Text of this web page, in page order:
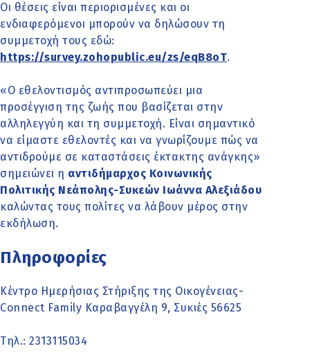
Οι θέσεις είναι περιορισμένες και οι
ενδιαφερόμενοι μπορούν να δηλώσουν τη
συμμετοχή τους εδώ:
https://survey.zohopublic.eu/zs/eqB8oT.
«O εθελοντισμός αντιπροσωπεύει μια
προσέγγιση της ζωής που βασίζεται στην
αλληλεγγύη και τη συμμετοχή. Είναι σημαντικό
να είμαστε εθελοντές και να γνωρίζουμε πώς να
αντιδρούμε σε καταστάσεις έκτακτης ανάγκης»
σημειώνει η αντιδήμαρχος Κοινωνικής
Πολιτικής Νεάπολης-Συκεών Ιωάννα Αλεξιάδου
καλώντας τους πολίτες να λάβουν μέρος στην
εκδήλωση.
Πληροφορίες
Κέντρο Ημερήσιας Στήριξης της Οικογένειας-
Connect Family Καραβαγγέλη 9, Συκιές 56625
Τηλ.: 2313115034